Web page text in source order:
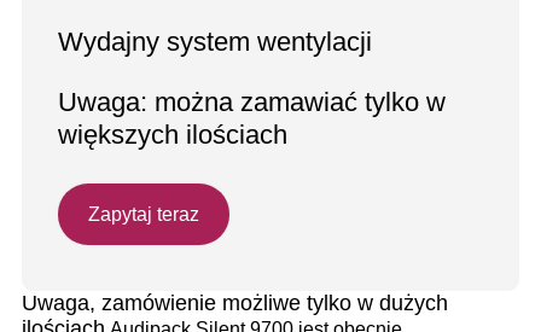
Wydajny system wentylacji
Uwaga: można zamawiać tylko w
większych ilościach
Zapytaj teraz
Uwaga, zamówienie możliwe tylko w dużych